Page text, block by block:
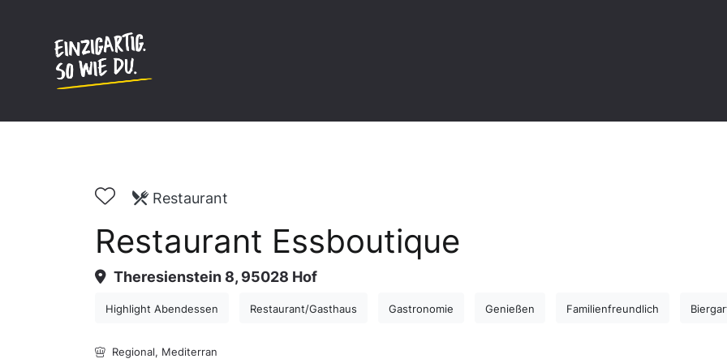
Restaurant
Restaurant Essboutique
Theresienstein 8, 95028 Hof
Highlight Abendessen Restaurant/Gasthaus Gastronomie Genießen Familienfreundlich
Regional, Mediterran